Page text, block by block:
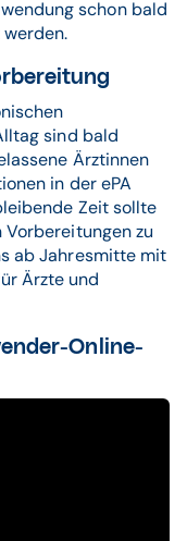
schon bald
sind bald
Ärztinnen
in der ePA
Zeit sollte
zu
ab Jahresmitte mit
Ärzte und
Online-